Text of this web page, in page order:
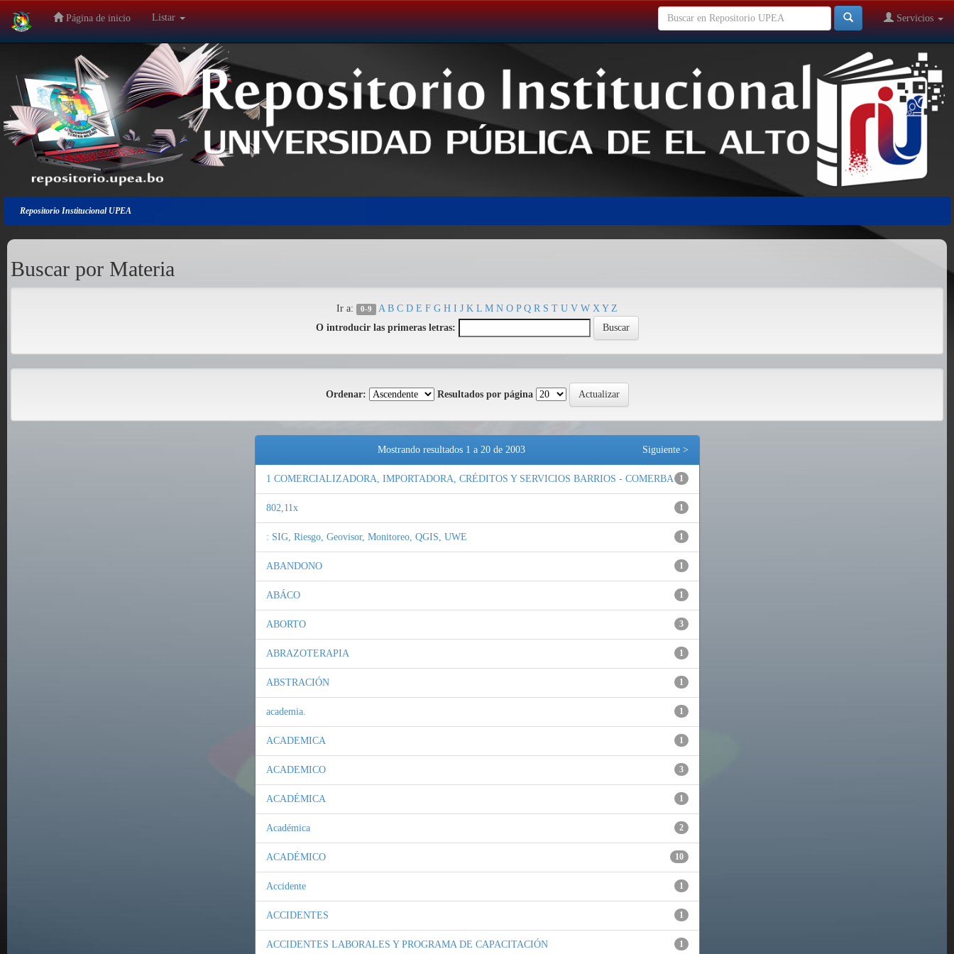
Salir
navegación
Página de inicio Listar Servicios
Repositorio Institucional UPEA
Buscar por Materia
Ir a: 0-9 A B C D E F G H I J K L M N O P Q R S T U V W X Y Z
O introducir las primeras letras:
Ordenar: Resultados por página
Mostrando resultados 1 a 20 de 2003 Siguiente >
1 COMERCIALIZADORA, IMPORTADORA, CRÉDITOS Y SERVICIOS BARRIOS - COMERBA 1
802,11x 1
: SIG, Riesgo, Geovisor, Monitoreo, QGIS, UWE 1
ABANDONO 1
ABÁCO 1
ABORTO 3
ABRAZOTERAPIA 1
ABSTRACIÓN 1
academia. 1
ACADEMICA 1
ACADEMICO 3
ACADÉMICA 1
Académica 2
ACADÉMICO 10
Accidente 1
ACCIDENTES 1
ACCIDENTES LABORALES Y PROGRAMA DE CAPACITACIÓN 1